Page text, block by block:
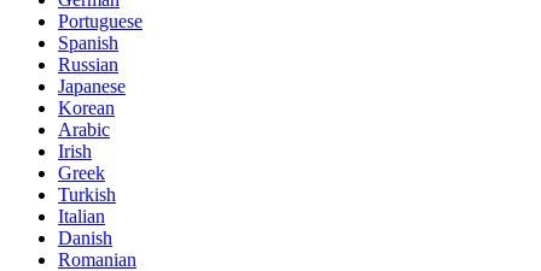
Portuguese
Spanish
Russian
Japanese
Korean
Arabic
Irish
Greek
Turkish
Italian
Danish
Romanian